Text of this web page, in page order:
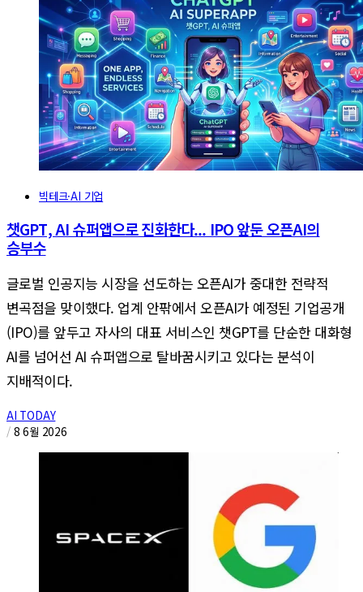
빅테크·AI 기업
챗GPT, AI 슈퍼앱으로 진화한다... IPO 앞둔 오픈AI의
승부수
글로벌 인공지능 시장을 선도하는 오픈AI가 중대한 전략적
변곡점을 맞이했다. 업계 안팎에서 오픈AI가 예정된 기업공개
(IPO)를 앞두고 자사의 대표 서비스인 챗GPT를 단순한 대화형
AI를 넘어선 AI 슈퍼앱으로 탈바꿈시키고 있다는 분석이
지배적이다.
AI TODAY
/ 8 6월 2026